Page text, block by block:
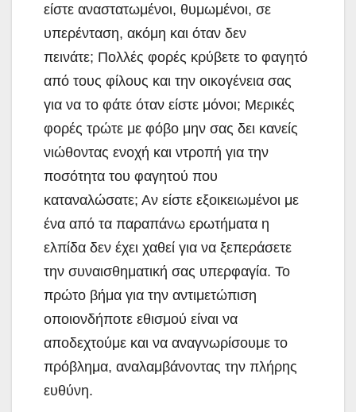
είστε αναστατωμένοι, θυμωμένοι, σε
υπερένταση, ακόμη και όταν δεν
πεινάτε; Πολλές φορές κρύβετε το φαγητό
από τους φίλους και την οικογένεια σας
για να το φάτε όταν είστε μόνοι; Μερικές
φορές τρώτε με φόβο μην σας δει κανείς
νιώθοντας ενοχή και ντροπή για την
ποσότητα του φαγητού που
καταναλώσατε; Αν είστε εξοικειωμένοι με
ένα από τα παραπάνω ερωτήματα η
ελπίδα δεν έχει χαθεί για να ξεπεράσετε
την συναισθηματική σας υπερφαγία. Το
πρώτο βήμα για την αντιμετώπιση
οποιονδήποτε εθισμού είναι να
αποδεχτούμε και να αναγνωρίσουμε το
πρόβλημα, αναλαμβάνοντας την πλήρης
ευθύνη.